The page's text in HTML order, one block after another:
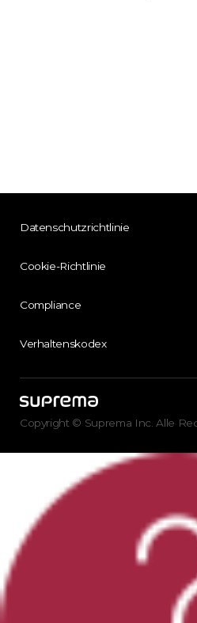
Datenschutzrichtlinie
Cookie-Richtlinie
Compliance
Verhaltenskodex
Copyright © Suprema Inc. Alle